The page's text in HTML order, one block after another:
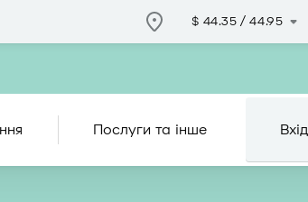
$ 44.35 /44.95
Послуги та інше Вхід